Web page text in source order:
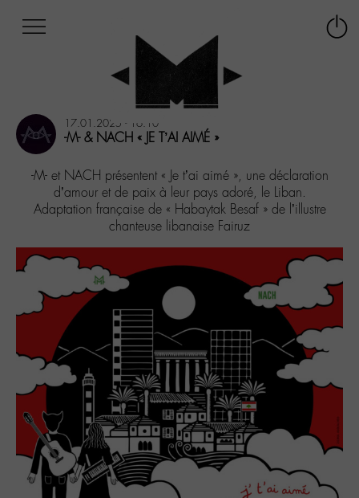
au
menu
Aller
contenu
à
recherche
17.01.2025 - 16:10
-M- & NACH « JE T’AI AIMÉ »
-M- et NACH présentent « Je t’ai aimé », une déclaration
d’amour et de paix à leur pays adoré, le Liban.
Adaptation française de « Habaytak Besaf » de l’illustre
chanteuse libanaise Fairuz